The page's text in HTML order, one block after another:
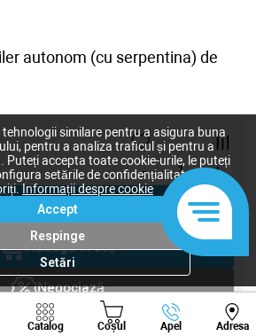
autonom (cu serpentina) de
- +
Cumpără acum
Adaugă în coș
Negociază
Solicitare inginer
Catalog Coșul Apel Adresa
Viber Whatsapp
tehnologii similare pentru a asigura buna
pentru a analiza traficul și pentru a
accepta toate cookie-urile, le puteți
setările de confidențialitate după
Informații despre cookie
Accept
Respinge
Setări